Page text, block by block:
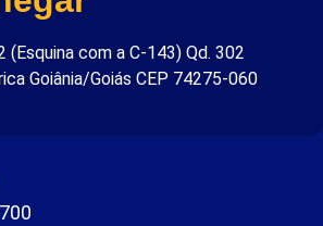
(Esquina com a C-143) Qd. 302
Goiânia/Goiás CEP 74275-060